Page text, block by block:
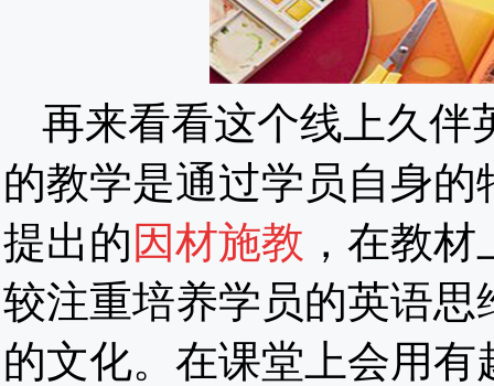
再来看看这个线上久伴
的教学是通过学员自身
提出的 因材施教 ，在教
较注重培养学员的英语
的文化。在课堂上会用